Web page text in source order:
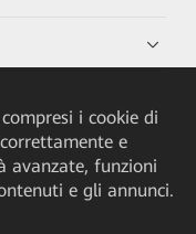
i cookie di
e
avanzate, funzioni
e gli annunci.